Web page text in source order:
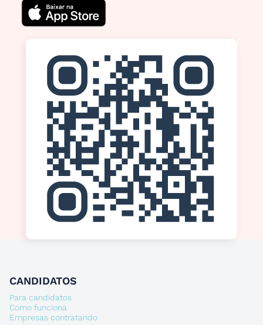
CANDIDATOS
Para candidatos
Como funciona
Empresas contratando